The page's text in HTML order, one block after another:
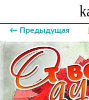
← Предыдущая